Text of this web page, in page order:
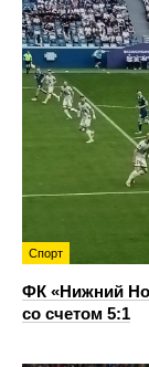
Спорт
ФК «Нижний
со счетом 5:1